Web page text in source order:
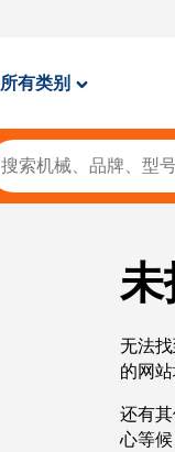
所有类别
未
无法
的网
还有
心等候